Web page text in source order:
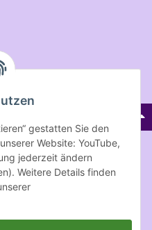
gestatten Sie den
Website: YouTube,
jederzeit ändern
Weitere Details finden